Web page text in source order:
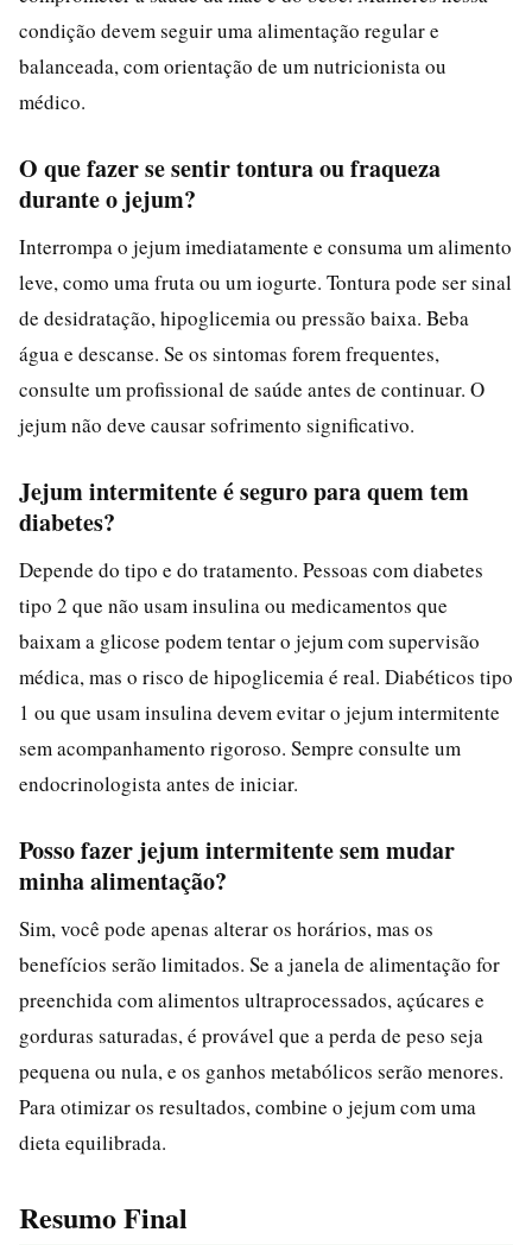
condição devem seguir uma alimentação regular e
balanceada, com orientação de um nutricionista ou
médico.
O que fazer se sentir tontura ou fraqueza
durante o jejum?
Interrompa o jejum imediatamente e consuma um alimento
leve, como uma fruta ou um iogurte. Tontura pode ser sinal
de desidratação, hipoglicemia ou pressão baixa. Beba
água e descanse. Se os sintomas forem frequentes,
consulte um profissional de saúde antes de continuar. O
jejum não deve causar sofrimento significativo.
Jejum intermitente é seguro para quem tem
diabetes?
Depende do tipo e do tratamento. Pessoas com diabetes
tipo 2 que não usam insulina ou medicamentos que
baixam a glicose podem tentar o jejum com supervisão
médica, mas o risco de hipoglicemia é real. Diabéticos tipo
1 ou que usam insulina devem evitar o jejum intermitente
sem acompanhamento rigoroso. Sempre consulte um
endocrinologista antes de iniciar.
Posso fazer jejum intermitente sem mudar
minha alimentação?
Sim, você pode apenas alterar os horários, mas os
benefícios serão limitados. Se a janela de alimentação for
preenchida com alimentos ultraprocessados, açúcares e
gorduras saturadas, é provável que a perda de peso seja
pequena ou nula, e os ganhos metabólicos serão menores.
Para otimizar os resultados, combine o jejum com uma
dieta equilibrada.
Resumo Final